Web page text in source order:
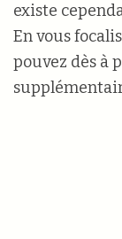
existe
En vous
pouvez dès à